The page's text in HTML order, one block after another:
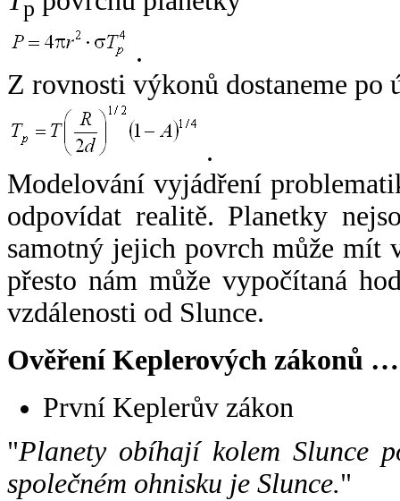
p
.
Z rovnosti výkonů dostaneme po
.
Modelování vyjádření
odpovídat realitě. Planetky
samotný jejich povrch může mít
přesto nám může vypočítaná
vzdálenosti od Slunce.
Ověření Keplerových zákonů …
První Keplerův zákon
"Planety obíhají kolem Slunce
společném ohnisku je Slunce."